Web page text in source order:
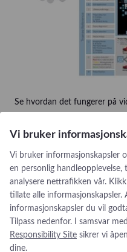
Se hvordan det fungerer på
Vi bruker
Vi bruker informasjonskapsler
en personlig
analysere nettrafikken vår.
tillate alle
informasjonskapsler du vil
Tilpass nedenfor. I samsvar
Responsibility Site sikrer vi
dine.